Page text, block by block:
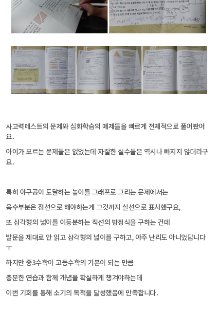
사고력테스트의 문제와 심화학습의 예제들을 빠르게 전체적으로 풀어봤어
요.
아이가모르는 문제들은 없었는데 자잘한 실수들은 역시나 빠지지 않더라구
요.
특히 야구공이 도달하는 높이를 그래프로 그리는 문제에서는
음수부분은 점선으로 해야하는게 그것까지 실선으로 표시했구요,
또 삼각형의 넓이를 이등분하는 직선의 방정식을 구하는 건데
발문을 제대로 안 읽고 삼각형의 넓이를 구하고, 아주 난리도 아니었답니다
ㅜ
하지만 중3수학이 고등수학의 기본이 되는 만큼
충분한 연습과 함께 개념을 확실하게 챙겨야하는데
이번 기회를 통해 소기의 목적을 달성했음에 만족합니다.